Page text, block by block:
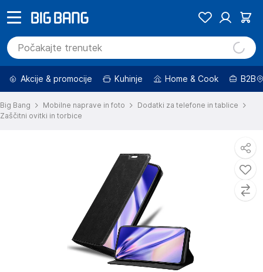
Akcije & promocije Kuhinje Home & Cook B2B
Big Bang Mobilne naprave in foto
Dodatki za telefone in tablice
Zaščitni ovitki in torbice